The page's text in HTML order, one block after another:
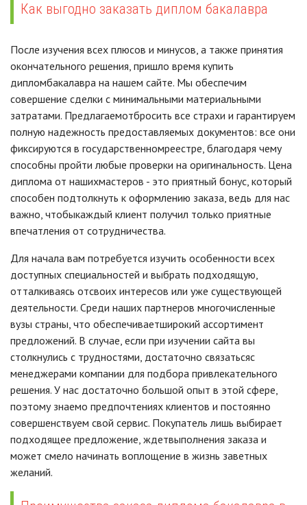
Как выгодно заказать диплом бакалавра
После изучения всех плюсов и минусов, а также принятия
окончательного решения, пришло время купить
дипломбакалавра на нашем сайте. Мы обеспечим
совершение сделки с минимальными материальными
затратами. Предлагаемотбросить все страхи и гарантируем
полную надежность предоставляемых документов: все они
фиксируются в государственномреестре, благодаря чему
способны пройти любые проверки на оригинальность. Цена
диплома от нашихмастеров - это приятный бонус, который
способен подтолкнуть к оформлению заказа, ведь для нас
важно, чтобыкаждый клиент получил только приятные
впечатления от сотрудничества.
Для начала вам потребуется изучить особенности всех
доступных специальностей и выбрать подходящую,
отталкиваясь отсвоих интересов или уже существующей
деятельности. Среди наших партнеров многочисленные
вузы страны, что обеспечиваетширокий ассортимент
предложений. В случае, если при изучении сайта вы
столкнулись с трудностями, достаточно связатьсяс
менеджерами компании для подбора привлекательного
решения. У нас достаточно большой опыт в этой сфере,
поэтому знаемо предпочтениях клиентов и постоянно
совершенствуем свой сервис. Покупатель лишь выбирает
подходящее предложение, ждетвыполнения заказа и
может смело начинать воплощение в жизнь заветных
желаний.